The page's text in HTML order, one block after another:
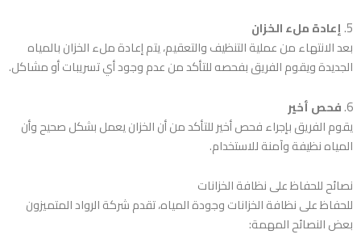
5. إعادة ملء الخزان
بعد الانتهاء من عملية التنظيف والتعقيم، يتم إعادة ملء الخزان بالمياه
الجديدة ويقوم الفريق بفحصه للتأكد من عدم وجود أي تسريبات أو مشاكل.
6. فحص أخير
يقوم الفريق بإجراء فحص أخير للتأكد من أن الخزان يعمل بشكل صحيح وأن
المياه نظيفة وآمنة للاستخدام.
نصائح للحفاظ على نظافة الخزانات
للحفاظ على نظافة الخزانات وجودة المياه، تقدم شركة الرواد المتميزون
بعض النصائح المهمة: